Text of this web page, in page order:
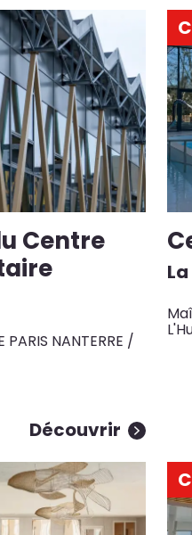
Centre
NANTERRE /
Découvrir